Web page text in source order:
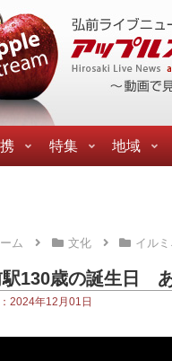
特集 地域
ム 文化 イル
130歳の誕生日
2024年12月01日